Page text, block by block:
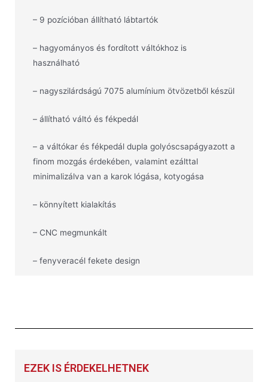
– 9 pozícióban állítható lábtartók
– hagyományos és fordított váltókhoz is
használható
– nagyszilárdságú 7075 alumínium ötvözetből készül
– állítható váltó és fékpedál
– a váltókar és fékpedál dupla golyóscsapágyazott a
finom mozgás érdekében, valamint ezálttal
minimalizálva van a karok lógása, kotyogása
– könnyített kialakítás
– CNC megmunkált
– fenyveracél fekete design
EZEK IS ÉRDEKELHETNEK